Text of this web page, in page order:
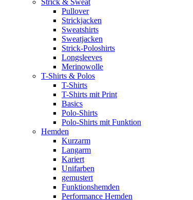
Strick & Sweat
Pullover
Strickjacken
Sweatshirts
Sweatjacken
Strick-Poloshirts
Longsleeves
Merinowolle
T-Shirts & Polos
T-Shirts
T-Shirts mit Print
Basics
Polo-Shirts
Polo-Shirts mit Funktion
Hemden
Kurzarm
Langarm
Kariert
Unifarben
gemustert
Funktionshemden
Performance Hemden